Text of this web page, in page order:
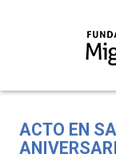
ACTO EN